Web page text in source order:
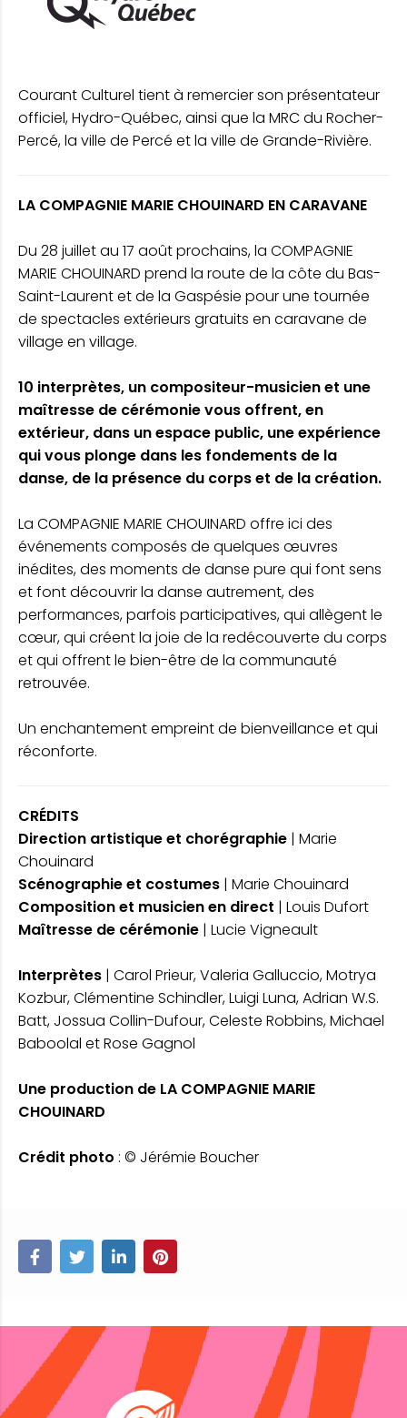
Courant Culturel tient à remercier son présentateur
officiel, Hydro-Québec, ainsi que la MRC du Rocher-
Percé, la ville de Percé et la ville de Grande-Rivière.
LA COMPAGNIE MARIE CHOUINARD EN CARAVANE
Du 28 juillet au 17 août prochains, la COMPAGNIE
MARIE CHOUINARD prend la route de la côte du Bas-
Saint-Laurent et de la Gaspésie pour une tournée
de spectacles extérieurs gratuits en caravane de
village en village.
10 interprètes, un compositeur-musicien et une
maîtresse de cérémonie vous offrent, en
extérieur, dans un espace public, une expérience
qui vous plonge dans les fondements de la
danse, de la présence du corps et de la création.
La COMPAGNIE MARIE CHOUINARD offre ici des
événements composés de quelques œuvres
inédites, des moments de danse pure qui font sens
et font découvrir la danse autrement, des
performances, parfois participatives, qui allègent le
cœur, qui créent la joie de la redécouverte du corps
et qui offrent le bien-être de la communauté
retrouvée.
Un enchantement empreint de bienveillance et qui
réconforte.
CRÉDITS
Direction artistique et chorégraphie | Marie
Chouinard
Scénographie et costumes | Marie Chouinard
Composition et musicien en direct | Louis Dufort
Maîtresse de cérémonie | Lucie Vigneault
Interprètes | Carol Prieur, Valeria Galluccio, Motrya
Kozbur, Clémentine Schindler, Luigi Luna, Adrian W.S.
Batt, Jossua Collin-Dufour, Celeste Robbins, Michael
Baboolal et Rose Gagnol
Une production de LA COMPAGNIE MARIE
CHOUINARD
Crédit photo : © Jérémie Boucher